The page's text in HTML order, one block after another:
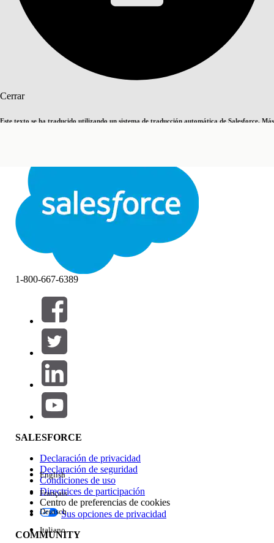
Cerrar
Este texto se ha traducido utilizando un sistema de traducción automática de Salesforce. Más
Cerrar Cerrar
Índice de materias
Buscar
Filtros (0)
SELECCIONAR FILTROS
Área de productos
Repercusión de función
Edición
1-800-667-6389
SALESFORCE
Declaración de privacidad
Declaración de seguridad
Condiciones de uso
Directrices de participación
Centro de preferencias de cookies
Sus opciones de privacidad
COMMUNITY
English
Français
Deutsch
Italiano